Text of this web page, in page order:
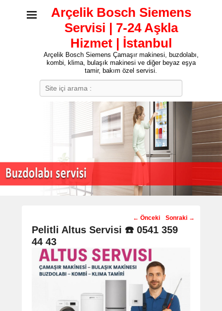
Arçelik Bosch Siemens
Servisi | 7-24 Aşkla
Hizmet | İstanbul
Arçelik Bosch Siemens Çamaşır makinesi, buzdolabı,
kombi, klima, bulaşık makinesi ve diğer beyaz eşya
tamir, bakım özel servisi.
Post
navigation
← Önceki Sonraki →
Pelitli Altus Servisi ☎️ 0541 359
44 43